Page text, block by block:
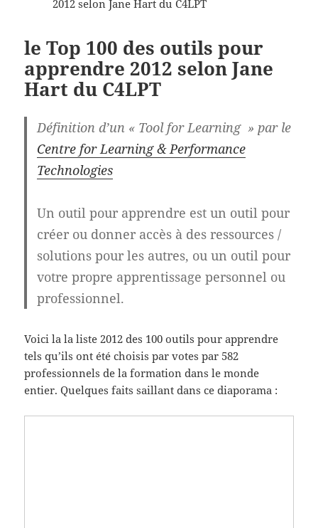
le Top 100 des outils pour
apprendre 2012 selon Jane
Hart du C4LPT
Définition d’un « Tool for Learning » par le
Centre for Learning & Performance
Technologies
Un outil pour apprendre est un outil pour
créer ou donner accès à des ressources /
solutions pour les autres, ou un outil pour
votre propre apprentissage personnel ou
professionnel.
Voici la la liste 2012 des 100 outils pour apprendre
tels qu’ils ont été choisis par votes par 582
professionnels de la formation dans le monde
entier. Quelques faits saillant dans ce diaporama :